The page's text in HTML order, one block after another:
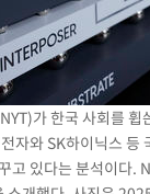
가 한국 사회를
자와 SK하이닉스
고 있다는 분석이다